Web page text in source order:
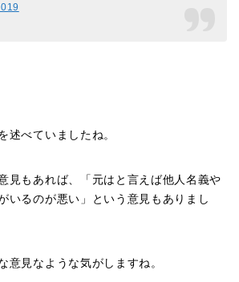
述べていましたね。
見もあれば、「元はと言えば他人名義や
いるのが悪い」という意見もありまし
意見なような気がしますね。